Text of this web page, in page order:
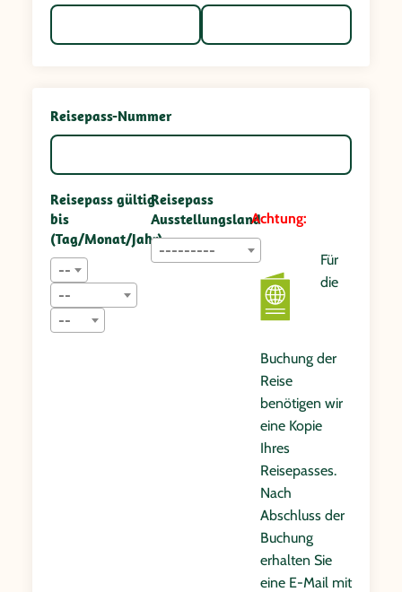
Reisepass-Nummer
Reisepass gültig
bis
(Tag/Monat/Jahr)
--
--
--
Reisepass
Ausstellungsland
---------
Achtung:
Für
die
Buchung der
Reise
benötigen wir
eine Kopie
Ihres
Reisepasses.
Nach
Abschluss der
Buchung
erhalten Sie
eine E-Mail mit